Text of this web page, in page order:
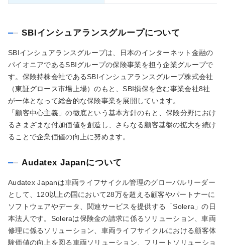
SBIインシュアランスグループについて
SBIインシュアランスグループは、日本のインターネット金融の
パイオニアであるSBIグループの保険事業を担う企業グループで
す。保険持株会社であるSBIインシュアランスグループ株式会社
（東証グロース市場上場）のもと、SBI損保を含む事業会社8社
が一体となって総合的な保険事業を展開しています。
「顧客中心主義」の徹底という基本方針のもと、保険分野におけ
るさまざまな付加価値を創造し、さらなる顧客基盤の拡大を続け
ることで企業価値の向上に努めます。
Audatex Japanについて
Audatex Japanは車両ライフサイクル管理のグローバルリーダー
として、120以上の国において28万を超える顧客やパートナーに
ソフトウェアやデータ、関連サービスを提供する「Solera」の日
本法人です。Soleraは保険金の請求に係るソリューション、車両
修理に係るソリューション、車両ライフサイクルにおける顧客体
験価値の向上を図る車両ソリューション、フリートソリューショ